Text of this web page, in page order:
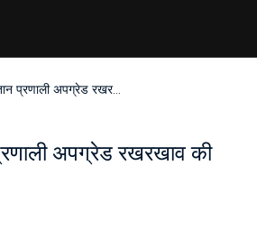
QR Ph भुगतान प्रणाली अपग्रेड रखरखाव की सूचना
अपग्रेड रखरखाव की